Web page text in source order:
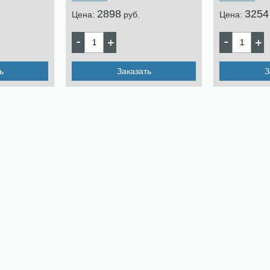
Цена: 2898 pуб.
Заказать
Цена: 3254